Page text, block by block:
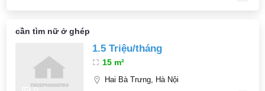
cần tìm nữ ở ghép
1.5 Triệu/tháng
15 m²
Hai Bà Trưng, Hà Nội